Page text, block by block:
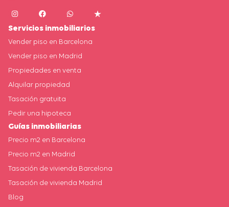
Servicios inmobiliarios
Vender piso en Barcelona
Vender piso en Madrid
Propiedades en venta
Alquilar propiedad
Tasación gratuita
Pedir una hipoteca
Guías inmobiliarias
Precio m2 en Barcelona
Precio m2 en Madrid
Tasación de vivienda Barcelona
Tasación de vivienda Madrid
Blog